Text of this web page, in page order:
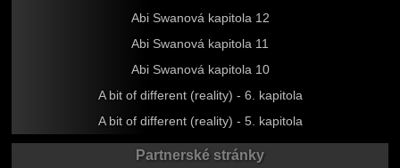
Abi Swanová kapitola 12
Abi Swanová kapitola 11
Abi Swanová kapitola 10
A bit of different (reality) - 6. kapitola
A bit of different (reality) - 5. kapitola
Partnerské stránky